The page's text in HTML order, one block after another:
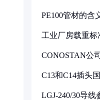
PE100管材的含
工业厂房载重
CONOSTAN公
C13和C14插头
LGJ-240/30导